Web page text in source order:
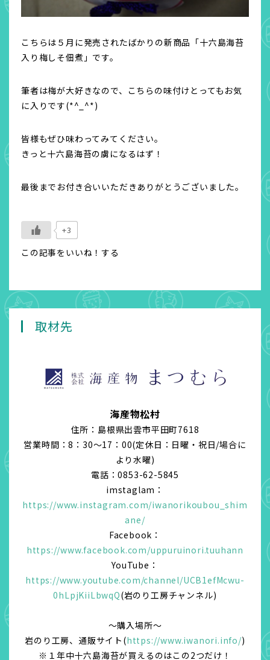
こちらは５月に発売されたばかりの新商品「十六島海苔
入り梅しそ佃煮」です。
筆者は梅が大好きなので、こちらの味付けとってもお気
に入りです(*^_^*)
皆様もぜひ味わってみてください。
きっと十六島海苔の虜になるはず！
最後までお付き合いいただきありがとうございました。
+3
この記事をいいね！する
取材先
海産物松村
住所：島根県出雲市平田町7618
営業時間：8：30～17：00(定休日：日曜・祝日/場合に
より水曜)
電話：0853-62-5845
imstaglam：
https://www.instagram.com/iwanorikoubou_shim
ane/
Facebook：
https://www.facebook.com/uppuruinori.tuuhann
YouTube：
https://www.youtube.com/channel/UCB1efMcwu-
0hLpjKiiLbwqQ(岩のり工房チャンネル)
～購入場所～
岩のり工房、通販サイト(https://www.iwanori.info/)
※１年中十六島海苔が買えるのはこの2つだけ！